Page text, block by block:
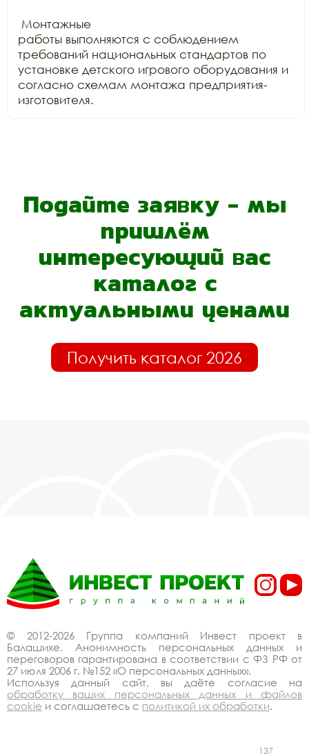
Монтажные
работы выполняются с соблюдением
требований национальных стандартов по
установке детского игрового оборудования и
согласно схемам монтажа предприятия-
изготовителя.
Подайте заявку - мы
пришлём
интересующий вас
каталог с
актуальными ценами
Получить каталог 2026
© 2012-2026 Группа компаний Инвест проект в
Балашихе. Анонимность персональных данных и
переговоров гарантирована в соответствии с ФЗ РФ от
27 июля 2006 г. №152 «О персональных данных».
Используя данный сайт, вы даёте согласие на
обработку ваших персональных данных и файлов
cookie и соглашаетесь с политикой их обработки.
137